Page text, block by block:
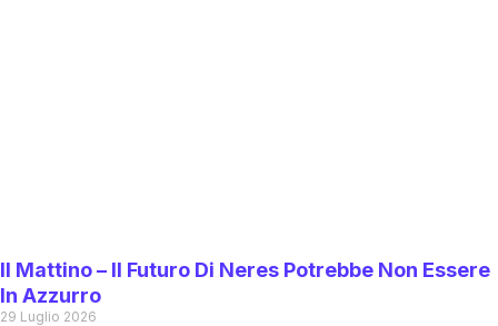
Il Mattino – Il Futuro Di Neres Potrebbe Non Essere
In Azzurro
29 Luglio 2026